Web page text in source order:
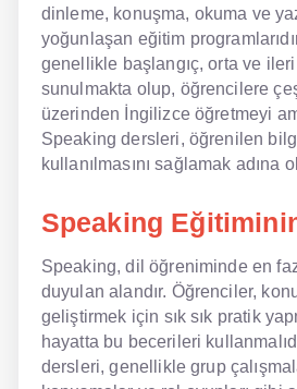
Sözlük
Tavsiyeler
Gizlilik Politikası
Bize Ulaşın
dinleme, konuşma, okuma ve
yoğunlaşan eğitim
genellikle başlangıç, orta ve
sunulmakta olup, öğrencilere
üzerinden İngilizce öğretmeyi
Speaking dersleri, öğrenilen
kullanılmasını sağlamak adına
Speaking
Speaking, dil öğreniminde en
duyulan alandır. Öğrenciler,
geliştirmek için sık sık pratik
hayatta bu becerileri
dersleri, genellikle grup